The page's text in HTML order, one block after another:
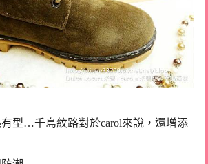
型…千島紋路對於carol來說，還增添